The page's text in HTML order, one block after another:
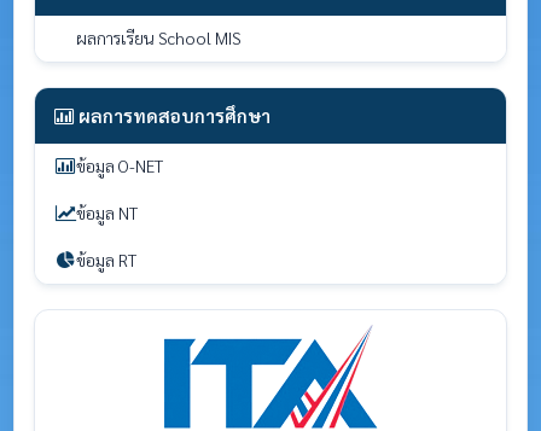
ผลการเรียน School MIS
ผลการทดสอบการศึกษา
ข้อมูล O-NET
ข้อมูล NT
ข้อมูล RT